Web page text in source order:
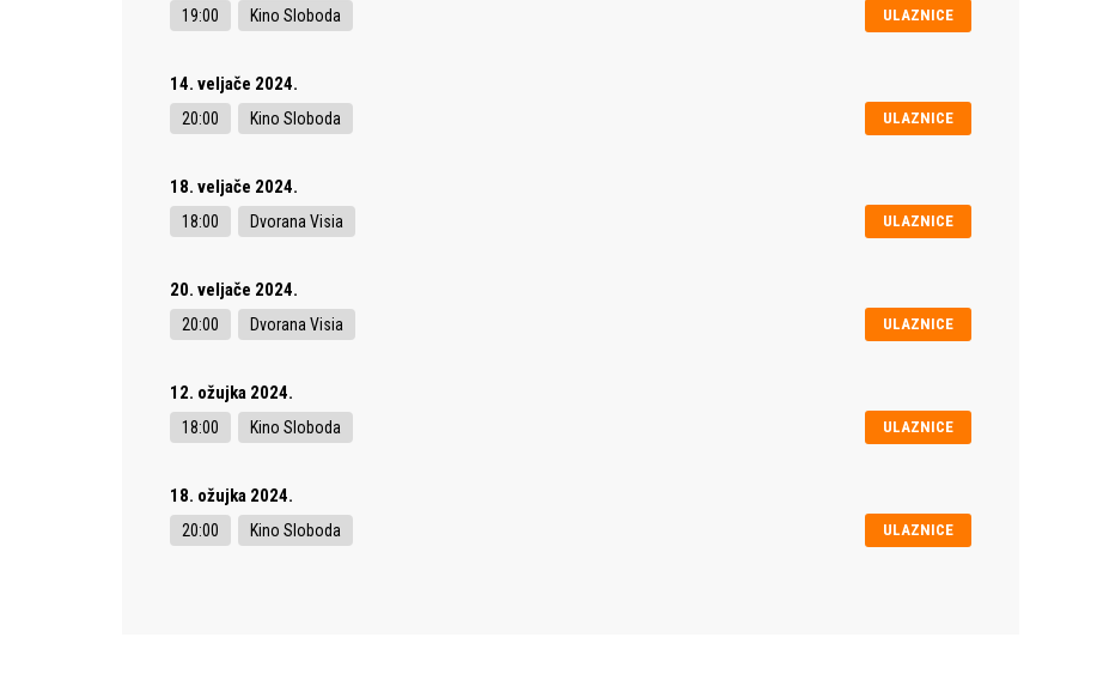
ULAZNICE
19:00 Kino Sloboda
14. veljače 2024.
ULAZNICE
20:00 Kino Sloboda
18. veljače 2024.
ULAZNICE
18:00 Dvorana Visia
20. veljače 2024.
ULAZNICE
20:00 Dvorana Visia
12. ožujka 2024.
ULAZNICE
18:00 Kino Sloboda
18. ožujka 2024.
ULAZNICE
20:00 Kino Sloboda